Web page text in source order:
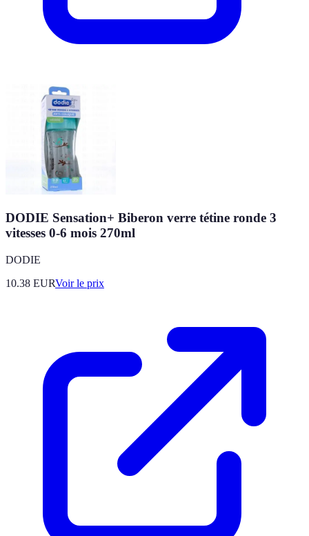
DODIE Sensation+ Biberon verre tétine ronde 3
vitesses 0-6 mois 270ml
DODIE
10.38 EURVoir le prix